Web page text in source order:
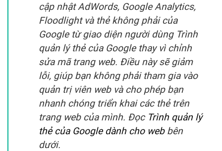
cập nhật AdWords, Google Analytics,
Floodlight và thẻ không phải của
Google từ giao diện người dùng Trình
quản lý thẻ của Google thay vì chỉnh
sửa mã trang web. Điều này sẽ giảm
lỗi, giúp bạn không phải tham gia vào
quản trị viên web và cho phép bạn
nhanh chóng triển khai các thẻ trên
trang web của mình. Đọc Trình quản lý
thẻ của Google dành cho webbên
dưới.